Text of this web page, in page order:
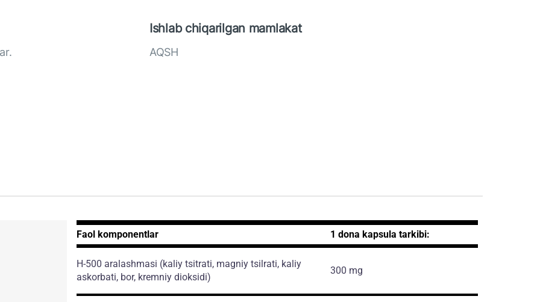
Ishlab chiqarilgan mamlakat
AQSH
Faol komponentlar 1 dona kapsula tarkibi:
H-500 aralashmasi (kaliy tsitrati, magniy tsilrati, kaliy
askorbati, bor, kremniy dioksidi)
300 mg